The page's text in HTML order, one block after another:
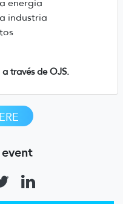
energía
industria
través de OJS.